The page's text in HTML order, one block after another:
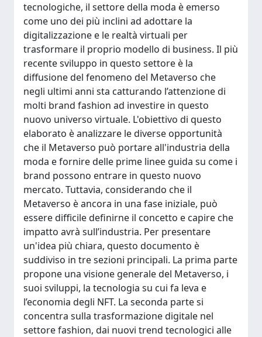
tecnologiche, il settore della moda è emerso
come uno dei più inclini ad adottare la
digitalizzazione e le realtà virtuali per
trasformare il proprio modello di business. Il più
recente sviluppo in questo settore è la
diffusione del fenomeno del Metaverso che
negli ultimi anni sta catturando l’attenzione di
molti brand fashion ad investire in questo
nuovo universo virtuale. L'obiettivo di questo
elaborato è analizzare le diverse opportunità
che il Metaverso può portare all'industria della
moda e fornire delle prime linee guida su come i
brand possono entrare in questo nuovo
mercato. Tuttavia, considerando che il
Metaverso è ancora in una fase iniziale, può
essere difficile definirne il concetto e capire che
impatto avrà sull’industria. Per presentare
un'idea più chiara, questo documento è
suddiviso in tre sezioni principali. La prima parte
propone una visione generale del Metaverso, i
suoi sviluppi, la tecnologia su cui fa leva e
l’economia degli NFT. La seconda parte si
concentra sulla trasformazione digitale nel
settore fashion, dai nuovi trend tecnologici alle